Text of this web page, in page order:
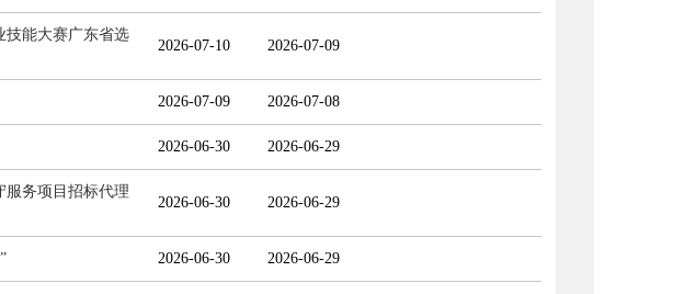
技能大赛广东省选
2026-07-10 2026-07-09
2026-07-09 2026-07-08
2026-06-30 2026-06-29
服务项目招标代理
2026-06-30 2026-06-29
2026-06-30 2026-06-29